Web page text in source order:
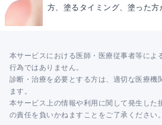
方、塗るタイミング、塗った方
本サービスにおける医師・医療従事者等によ
行為ではありません。
診断・治療を必要とする方は、適切な医療機
ます。
本サービス上の情報や利用に関して発生した
の責任を負いかねますことをご了承ください。